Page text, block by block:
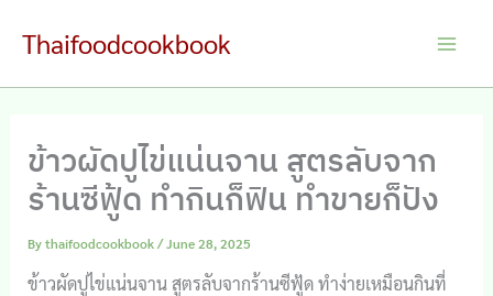
Thaifoodcookbook
ข้าวผัดปูไข่แน่นจาน สูตรลับจาก
ร้านซีฟู้ด ทำกินก็ฟิน ทำขายก็ปัง
Bythaifoodcookbook/June 28, 2025
ข้าวผัดปูไข่แน่นจาน สูตรลับจากร้านซีฟู้ด ทำง่ายเหมือนกินที่